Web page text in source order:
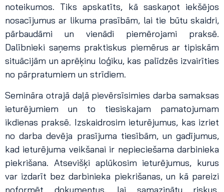
noteikumos. Tiks apskatīts, kā saskaņot iekšējos
nosacījumus ar likuma prasībām, lai tie būtu skaidri,
pārbaudāmi un vienādi piemērojami praksē.
Dalībnieki saņems praktiskus piemērus ar tipiskām
situācijām un aprēķinu loģiku, kas palīdzēs izvairīties
no pārpratumiem un strīdiem.
Semināra otrajā daļā pievērsīsimies darba samaksas
ieturējumiem un to tiesiskajam pamatojumam
ikdienas praksē. Izskaidrosim ieturējumus, kas izriet
no darba devēja prasījuma tiesībām, un gadījumus,
kad ieturējuma veikšanai ir nepieciešama darbinieka
piekrišana. Atsevišķi aplūkosim ieturējumus, kurus
var izdarīt bez darbinieka piekrišanas, un kā pareizi
noformēt dokumentus, lai samazinātu riskus.